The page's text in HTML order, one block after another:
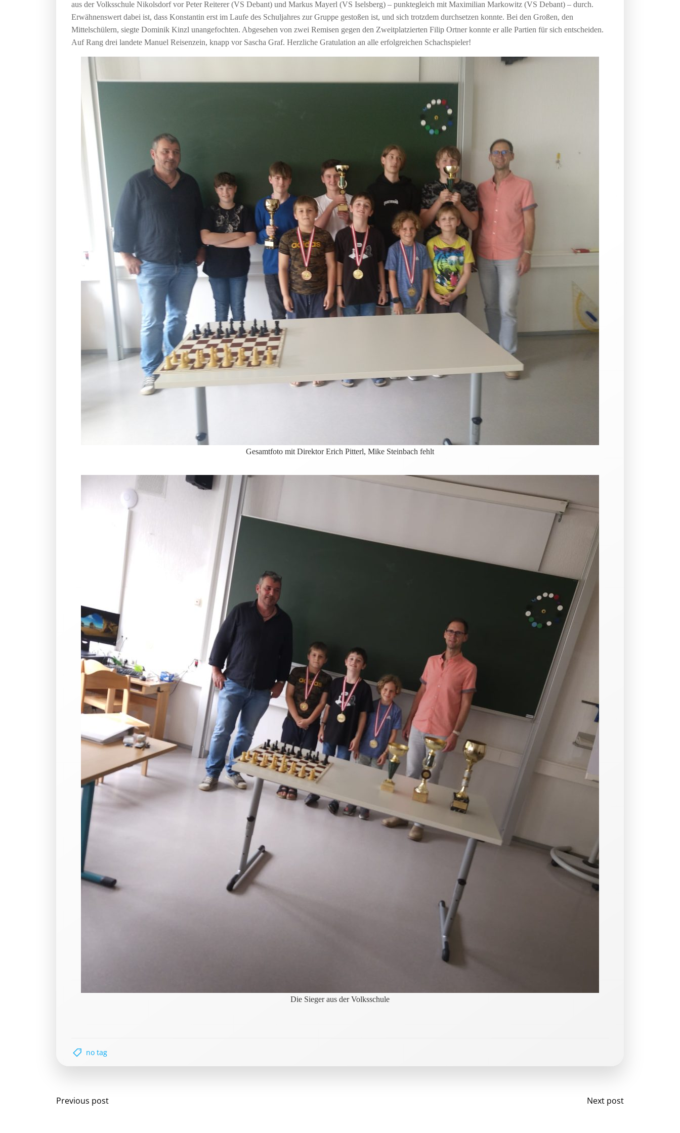
aus der Volksschule Nikolsdorf vor Peter Reiterer (VS Debant) und Markus Mayerl (VS Iselsberg) – punktegleich mit Maximilian Markowitz (VS Debant) – durch.
Erwähnenswert dabei ist, dass Konstantin erst im Laufe des Schuljahres zur Gruppe gestoßen ist, und sich trotzdem durchsetzen konnte. Bei den Großen, den
Mittelschülern, siegte Dominik Kinzl unangefochten. Abgesehen von zwei Remisen gegen den Zweitplatzierten Filip Ortner konnte er alle Partien für sich entscheiden.
Auf Rang drei landete Manuel Reisenzein, knapp vor Sascha Graf. Herzliche Gratulation an alle erfolgreichen Schachspieler!
Gesamtfoto mit Direktor Erich Pitterl, Mike Steinbach fehlt
Die Sieger aus der Volksschule
no tag
Post
Previous post
Post
Next post